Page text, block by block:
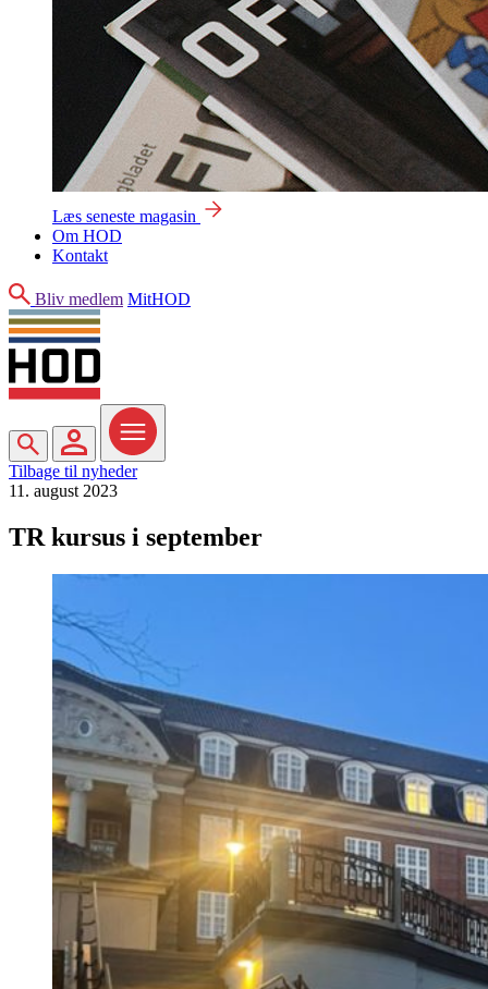
Læs seneste magasin
Om HOD
Kontakt
Søg
Bliv medlem MitHOD
Søg MitHOD Menu
Tilbage til nyheder
11. august 2023
TR kursus i september